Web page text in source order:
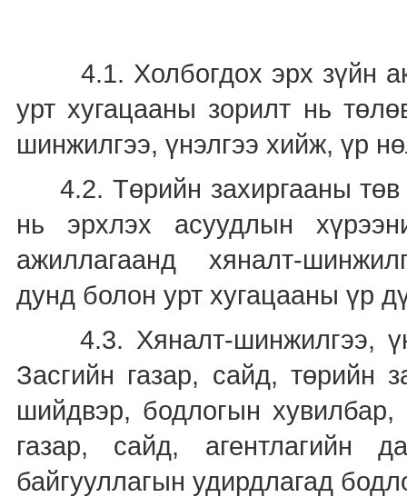
4.1. Холбогдох эрх зүйн
урт хугацааны зорилт нь
шинжилгээ, үнэлгээ хийж, үр
4.2. Төрийн захиргааны төв
нь эрхлэх асуудлын
ажиллагаанд хяналт-
дунд болон урт хугацааны үр
4.3. Хяналт-шинжилгээ,
Засгийн газар, сайд, төрийн
шийдвэр, бодлогын
газар, сайд, агентлагийн
байгууллагын удирдлагад